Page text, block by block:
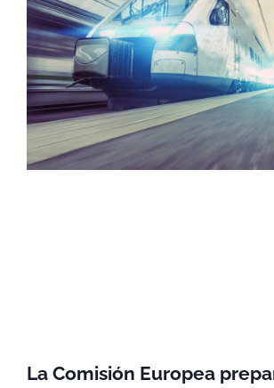
La Comisión Europea